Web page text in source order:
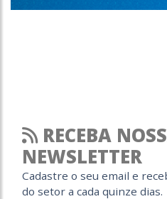
RECEBA
NEWSLETTER
Cadastre o seu email e
do setor a cada quinze dias.